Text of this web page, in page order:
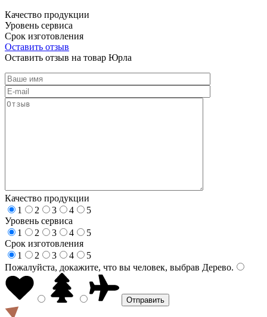
Качество продукции
Уровень сервиса
Срок изготовления
Оставить отзыв
Оставить отзыв на товар Юрла
Качество продукции
1
2 3 4
5
Уровень сервиса
1
2 3 4
5
Срок изготовления
1
2 3 4
5
Пожалуйста, докажите, что вы человек, выбрав Дерево.